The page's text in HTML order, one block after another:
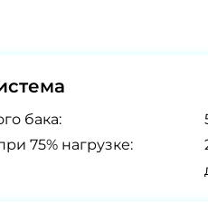
бака:
75% нагрузке: